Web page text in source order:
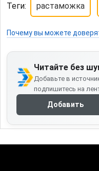
Теги: растаможка
Почему вы можете
Читайте без
Добавьте в
подпишитесь на
Добавить